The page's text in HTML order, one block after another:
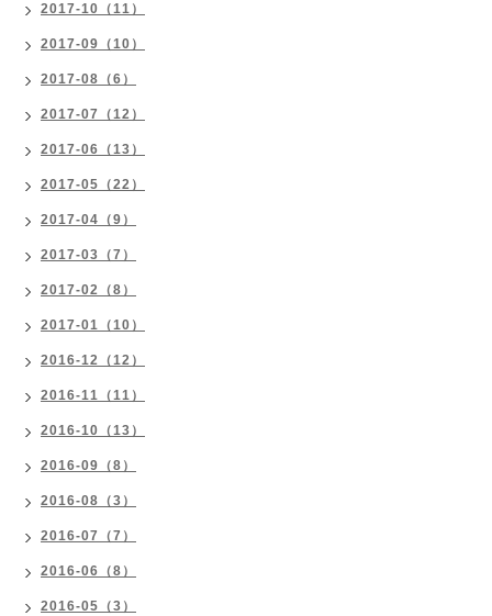
2017-10（11）
2017-09（10）
2017-08（6）
2017-07（12）
2017-06（13）
2017-05（22）
2017-04（9）
2017-03（7）
2017-02（8）
2017-01（10）
2016-12（12）
2016-11（11）
2016-10（13）
2016-09（8）
2016-08（3）
2016-07（7）
2016-06（8）
2016-05（3）